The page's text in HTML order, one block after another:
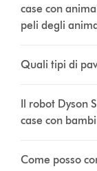
case con
peli degli
Quali tipi di
Il robot Dyson
case con
Come posso